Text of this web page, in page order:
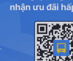
nhận ưu đãi